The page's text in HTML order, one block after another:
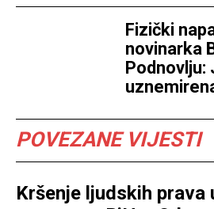
Fizički
novinarka
Podnovlju:
POVEZANE VIJESTI
Kršenje ljudskih prava